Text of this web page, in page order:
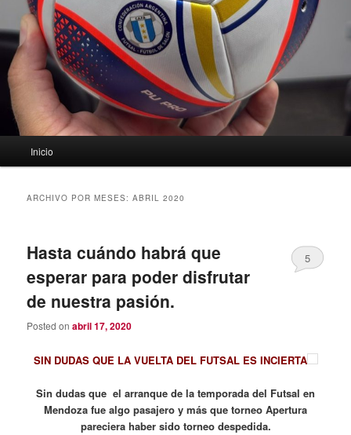
Inicio
ARCHIVO POR MESES:ABRIL 2020
Hasta cuándo habrá que
esperar para poder disfrutar
de nuestra pasión.
Posted onabril 17, 2020
5
SIN DUDAS QUE LA VUELTA DEL FUTSAL ES INCIERTA
Sin dudas que el arranque de la temporada del Futsal en
Mendoza fue algo pasajero y más que torneo Apertura
pareciera haber sido torneo despedida.